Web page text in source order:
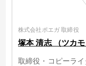
株式会社ポエガ 取締役
塚本 清志 （ツカモ
取締役・コピーラ